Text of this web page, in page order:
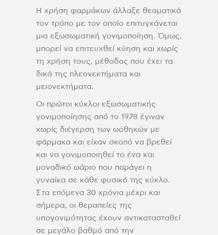
Η χρήση φαρμάκων άλλαξε θεαματικά
τον τρόπο με τον οποίο επιτυγχάνεται
μια εξωσωματική γονιμοποίηση. Όμως,
μπορεί να επιτευχθεί κύηση και χωρίς
τη χρήση τους, μέθοδος που έχει τα
δικά της πλεονεκτήματα και
μειονεκτήματα.
Οι πρώτοι κύκλοι εξωσωματικής
γονιμοποίησης από το 1978 έγιναν
χωρίς διέγερση των ωοθηκών με
φάρμακα και είχαν σκοπό να βρεθεί
και να γονιμοποιηθεί το ένα και
μοναδικό ωάριο που παράγει η
γυναίκα σε κάθε φυσικό της κύκλο.
Στα επόμενα 30 χρόνια μέχρι και
σήμερα, οι θεραπείες της
υπογονιμότητας έχουν αντικατασταθεί
σε μεγάλο βαθμό από την